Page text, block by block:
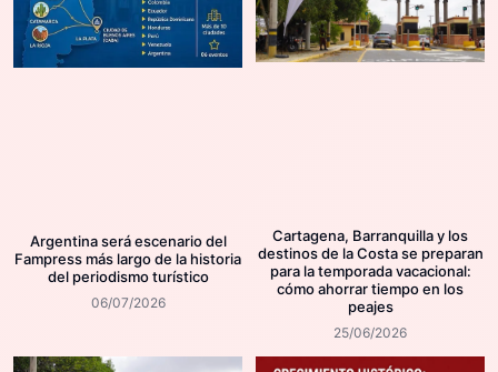
Argentina será escenario del
Fampress más largo de la historia
del periodismo turístico
06/07/2026
Cartagena, Barranquilla y los
destinos de la Costa se preparan
para la temporada vacacional:
cómo ahorrar tiempo en los
peajes
25/06/2026